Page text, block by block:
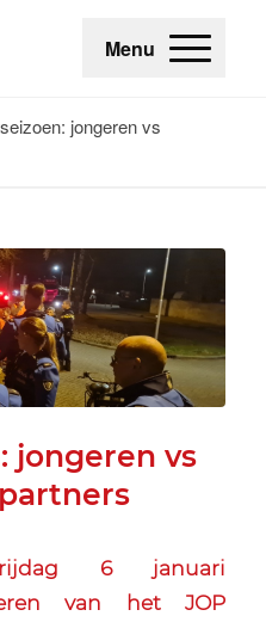
Menu
jongeren vs
jongeren vs
6 januari
van het JOP